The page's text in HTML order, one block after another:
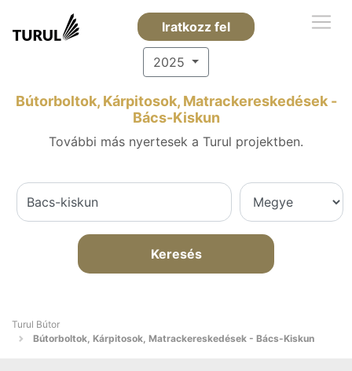
Iratkozz fel
2025
Bútorboltok, Kárpitosok, Matrackereskedések -
Bács-Kiskun
További más nyertesek a Turul projektben.
Keresés
Turul Bútor
Bútorboltok, Kárpitosok, Matrackereskedések - Bács-Kiskun